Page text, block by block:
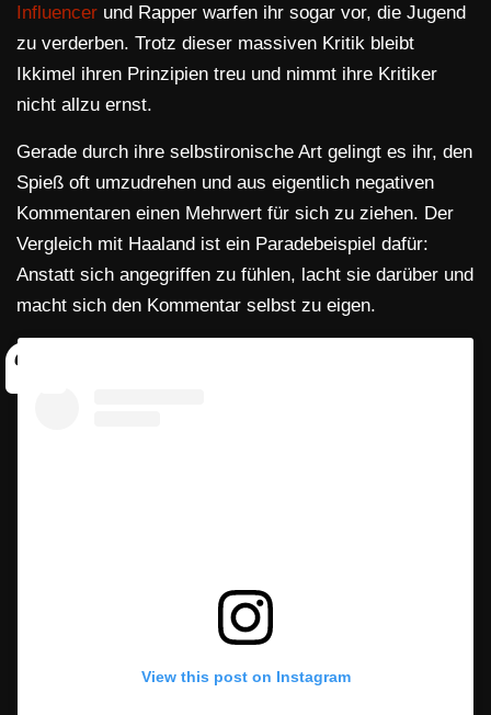
Influencer und Rapper warfen ihr sogar vor, die Jugend
zu verderben. Trotz dieser massiven Kritik bleibt
Ikkimel ihren Prinzipien treu und nimmt ihre Kritiker
nicht allzu ernst.
Gerade durch ihre selbstironische Art gelingt es ihr, den
Spieß oft umzudrehen und aus eigentlich negativen
Kommentaren einen Mehrwert für sich zu ziehen. Der
Vergleich mit Haaland ist ein Paradebeispiel dafür:
Anstatt sich angegriffen zu fühlen, lacht sie darüber und
macht sich den Kommentar selbst zu eigen.
View this post on Instagram